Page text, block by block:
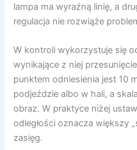
lampa ma wyraźną linię, a
regulacja nie rozwiąże
W kontroli wykorzystuje się
wynikające z niej
punktem odniesienia jest 10
podjeździe albo w hali, a
obraz. W praktyce niżej
odległości oznacza większy
zasięg.